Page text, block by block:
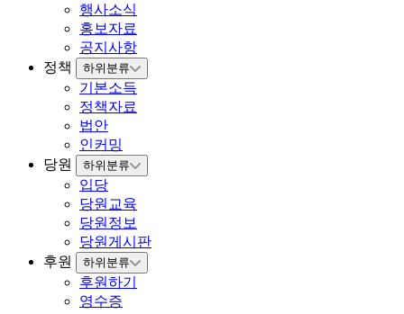
행사소식
홍보자료
공지사항
정책
하위분류
기본소득
정책자료
법안
인커밍
당원
하위분류
입당
당원교육
당원정보
당원게시판
후원
하위분류
후원하기
영수증